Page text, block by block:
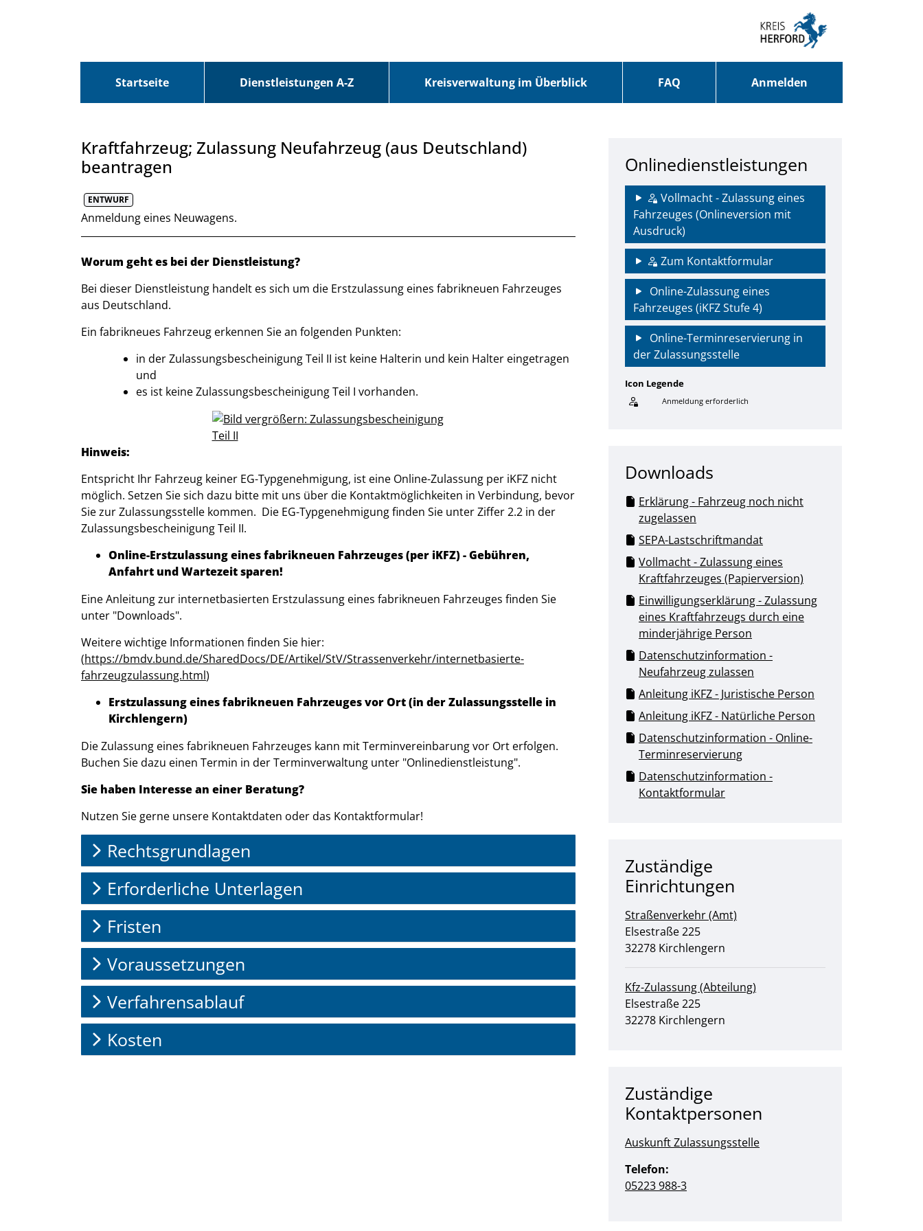
Startseite Dienstleistungen A-Z Kreisverwaltung im Überblick FAQ Anmelden
Kraftfahrzeug; Zulassung Neufahrzeug (aus Deutschland)
beantragen
ENTWURF
Kurzbeschreibung
Anmeldung eines Neuwagens.
Beschreibung
Worum geht es bei der Dienstleistung?
Bei dieser Dienstleistung handelt es sich um die Erstzulassung eines fabrikneuen Fahrzeuges
aus Deutschland.
Ein fabrikneues Fahrzeug erkennen Sie an folgenden Punkten:
in der Zulassungsbescheinigung Teil II ist keine Halterin und kein Halter eingetragen
und
es ist keine Zulassungsbescheinigung Teil I vorhanden.
Hinweis:
Entspricht Ihr Fahrzeug keiner EG-Typgenehmigung, ist eine Online-Zulassung per iKFZ nicht
möglich. Setzen Sie sich dazu bitte mit uns über die Kontaktmöglichkeiten in Verbindung, bevor
Sie zur Zulassungsstelle kommen. Die EG-Typgenehmigung finden Sie unter Ziffer 2.2 in der
Zulassungsbescheinigung Teil II.
Online-Erstzulassung eines fabrikneuen Fahrzeuges (per iKFZ) - Gebühren,
Anfahrt und Wartezeit sparen!
Eine Anleitung zur internetbasierten Erstzulassung eines fabrikneuen Fahrzeuges finden Sie
unter "Downloads".
Weitere wichtige Informationen finden Sie hier:
(https://bmdv.bund.de/SharedDocs/DE/Artikel/StV/Strassenverkehr/internetbasierte-
fahrzeugzulassung.html)
Erstzulassung eines fabrikneuen Fahrzeuges vor Ort (in der Zulassungsstelle in
Kirchlengern)
Die Zulassung eines fabrikneuen Fahrzeuges kann mit Terminvereinbarung vor Ort erfolgen.
Buchen Sie dazu einen Termin in der Terminverwaltung unter "Onlinedienstleistung".
Sie haben Interesse an einer Beratung?
Nutzen Sie gerne unsere Kontaktdaten oder das Kontaktformular!
Rechtsgrundlagen
Erforderliche Unterlagen
Fristen
Voraussetzungen
Verfahrensablauf
Kosten
Onlinedienstleistungen
Vollmacht - Zulassung eines
Fahrzeuges (Onlineversion mit
Ausdruck)
Zum Kontaktformular
Online-Zulassung eines
Fahrzeuges (iKFZ Stufe 4)
Online-Terminreservierung in
der Zulassungsstelle
Icon Legende
Anmeldung erforderlich
Downloads
Erklärung - Fahrzeug noch nicht
zugelassen
SEPA-Lastschriftmandat
Vollmacht - Zulassung eines
Kraftfahrzeuges (Papierversion)
Einwilligungserklärung - Zulassung
eines Kraftfahrzeugs durch eine
minderjährige Person
Datenschutzinformation -
Neufahrzeug zulassen
Anleitung iKFZ - Juristische Person
Anleitung iKFZ - Natürliche Person
Datenschutzinformation - Online-
Terminreservierung
Datenschutzinformation -
Kontaktformular
Zuständige
Einrichtungen
Straßenverkehr (Amt)
Straße:
Elsestraße Hausnummer:
225
PLZ:
32278 Ort:
Kirchlengern
Kfz-Zulassung (Abteilung)
Straße:
Elsestraße Hausnummer:
225
PLZ:
32278 Ort:
Kirchlengern
Zuständige
Kontaktpersonen
Auskunft Zulassungsstelle
Telefon:
05223 988-3